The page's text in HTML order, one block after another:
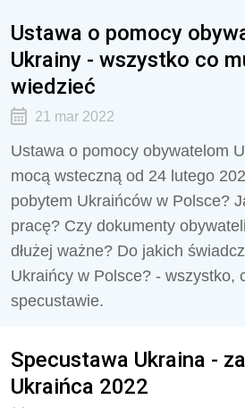
Ustawa o pomocy
Ukrainy - wszystko co
wiedzieć
21 mar 2022
Ustawa o pomocy obywatelom
mocą wsteczną od 24 lutego
pobytem Ukraińców w Polsce?
pracę? Czy dokumenty
dłużej ważne? Do jakich
Ukraińcy w Polsce? - wszystko,
specustawie.
Specustawa Ukraina -
Ukraińca 2022